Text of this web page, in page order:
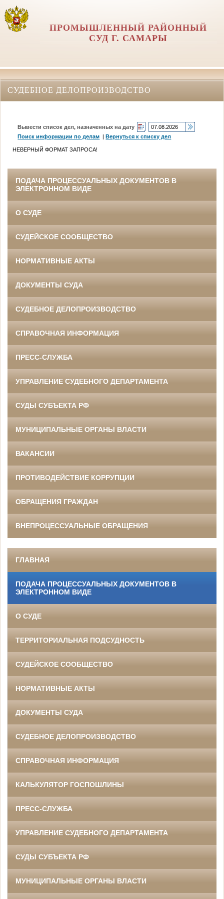
ПРОМЫШЛЕННЫЙ РАЙОННЫЙ
СУД Г. САМАРЫ
СУДЕБНОЕ ДЕЛОПРОИЗВОДСТВО
Вывести список дел, назначенных на дату
Поиск информации по делам |Вернуться к списку дел
НЕВЕРНЫЙ ФОРМАТ ЗАПРОСА!
ПОДАЧА ПРОЦЕССУАЛЬНЫХ ДОКУМЕНТОВ В
ЭЛЕКТРОННОМ ВИДЕ
О СУДЕ
СУДЕЙСКОЕ СООБЩЕСТВО
НОРМАТИВНЫЕ АКТЫ
ДОКУМЕНТЫ СУДА
СУДЕБНОЕ ДЕЛОПРОИЗВОДСТВО
СПРАВОЧНАЯ ИНФОРМАЦИЯ
ПРЕСС-СЛУЖБА
УПРАВЛЕНИЕ СУДЕБНОГО ДЕПАРТАМЕНТА
СУДЫ СУБЪЕКТА РФ
МУНИЦИПАЛЬНЫЕ ОРГАНЫ ВЛАСТИ
ВАКАНСИИ
ПРОТИВОДЕЙСТВИЕ КОРРУПЦИИ
ОБРАЩЕНИЯ ГРАЖДАН
ВНЕПРОЦЕССУАЛЬНЫЕ ОБРАЩЕНИЯ
ГЛАВНАЯ
ПОДАЧА ПРОЦЕССУАЛЬНЫХ ДОКУМЕНТОВ В
ЭЛЕКТРОННОМ ВИДЕ
О СУДЕ
ТЕРРИТОРИАЛЬНАЯ ПОДСУДНОСТЬ
СУДЕЙСКОЕ СООБЩЕСТВО
НОРМАТИВНЫЕ АКТЫ
ДОКУМЕНТЫ СУДА
СУДЕБНОЕ ДЕЛОПРОИЗВОДСТВО
СПРАВОЧНАЯ ИНФОРМАЦИЯ
КАЛЬКУЛЯТОР ГОСПОШЛИНЫ
ПРЕСС-СЛУЖБА
УПРАВЛЕНИЕ СУДЕБНОГО ДЕПАРТАМЕНТА
СУДЫ СУБЪЕКТА РФ
МУНИЦИПАЛЬНЫЕ ОРГАНЫ ВЛАСТИ